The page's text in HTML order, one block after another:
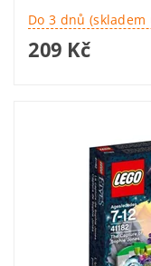
Do 3 dnů
209 Kč